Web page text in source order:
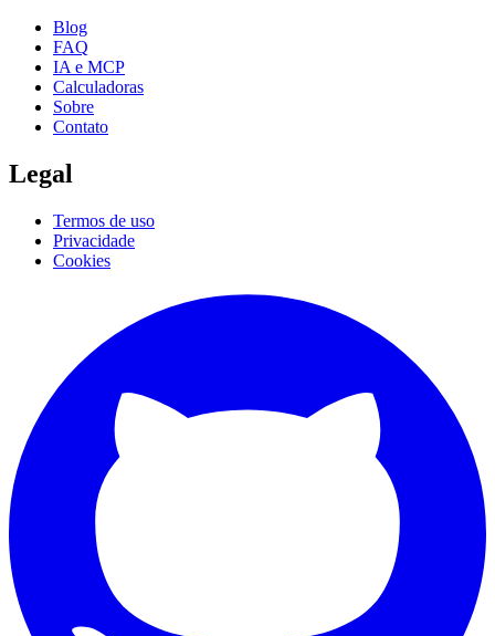
Blog
FAQ
IA e MCP
Calculadoras
Sobre
Contato
Legal
Termos de uso
Privacidade
Cookies